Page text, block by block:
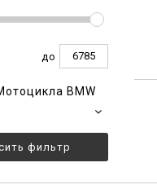
до
BMW
фильтр